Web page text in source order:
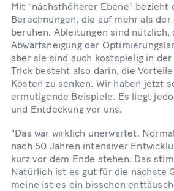
Mit "nächsthöherer Ebene" bezieht
Berechnungen, die auf mehr als
beruhen. Ableitungen sind nützlich,
Abwärtsneigung der
aber sie sind auch kostspielig in
Trick besteht also darin, die
Kosten zu senken. Wir haben jetzt
ermutigende Beispiele. Es liegt
und Entdeckung vor uns.
"Das war wirklich unerwartet.
nach 50 Jahren intensiver
kurz vor dem Ende stehen. Das
Natürlich ist es gut für die nächste
meine ist es ein bisschen